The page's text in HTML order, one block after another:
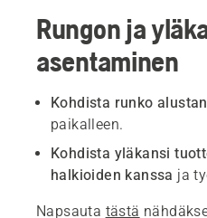
Rungon ja
asentaminen
Kohdista runko
paikalleen.
Kohdista yläkansi
halkioiden kanssa ja
Napsauta tästä